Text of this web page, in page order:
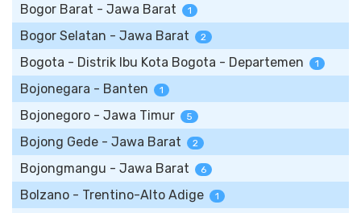
Bogor Barat - Jawa Barat 1
Bogor Selatan - Jawa Barat 2
Bogota - Distrik Ibu Kota Bogota - Departemen 1
Bojonegara - Banten 1
Bojonegoro - Jawa Timur 5
Bojong Gede - Jawa Barat 2
Bojongmangu - Jawa Barat 6
Bolzano - Trentino-Alto Adige 1